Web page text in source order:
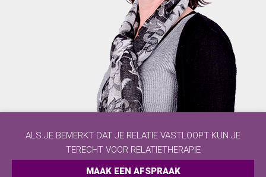
ALS JE BEMERKT DAT JE RELATIE VASTLOOPT KUN JE
TERECHT VOOR RELATIETHERAPIE
MAAK EEN AFSPRAAK